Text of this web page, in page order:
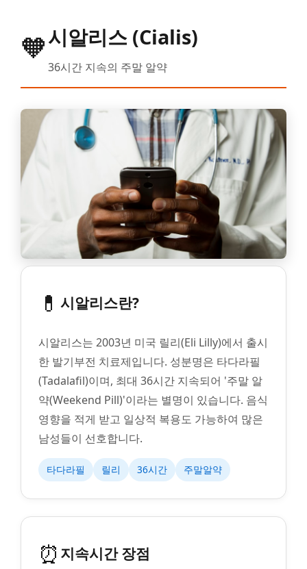
🧡시알리스 (Cialis)
36시간 지속의 주말 알약
💊 시알리스란?
시알리스는 2003년 미국 릴리(Eli Lilly)에서 출시
한 발기부전 치료제입니다. 성분명은 타다라필
(Tadalafil)이며, 최대 36시간 지속되어 '주말 알
약(Weekend Pill)'이라는 별명이 있습니다. 음식
영향을 적게 받고 일상적 복용도 가능하여 많은
남성들이 선호합니다.
타다라필 릴리 36시간 주말알약
⏰ 지속시간 장점